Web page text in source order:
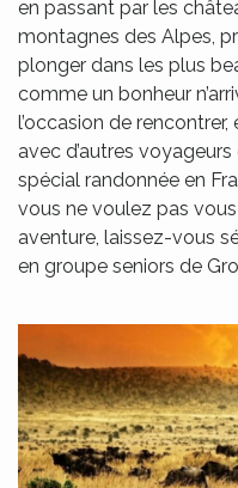
en passant par les
montagnes des Alpes,
plonger dans les plus
comme un bonheur
l’occasion de
avec d’autres
spécial randonnée en
vous ne voulez pas
aventure, laissez-vous
en groupe seniors de